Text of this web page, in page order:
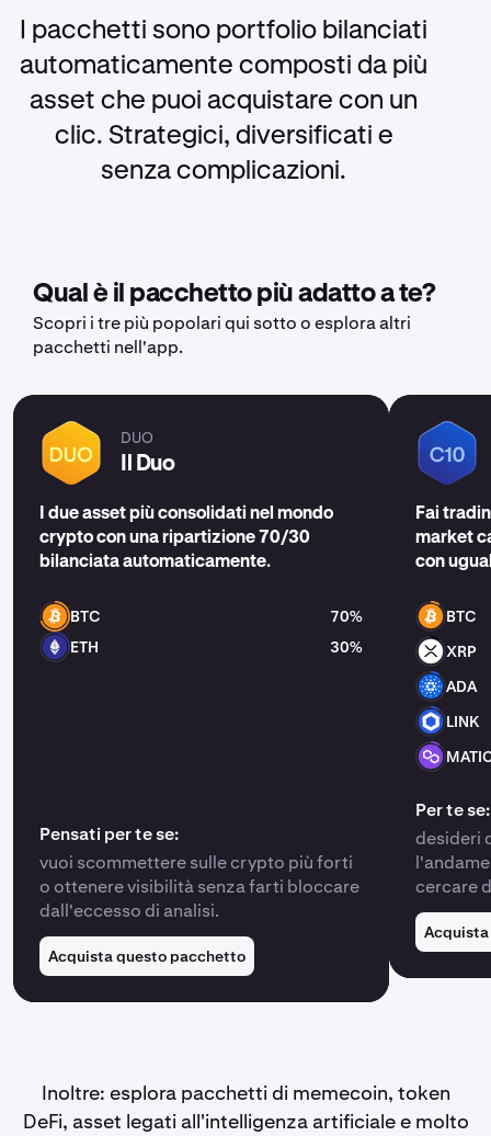
I pacchetti sono portfolio bilanciati
automaticamente composti da più
asset che puoi acquistare con un
clic. Strategici, diversificati e
senza complicazioni.
Qual è il pacchetto più adatto a te?
Scopri i tre più popolari qui sotto o esplora altri
pacchetti nell'app.
DUO
Il Duo
I due asset più consolidati nel mondo
crypto con una ripartizione 70/30
bilanciata automaticamente.
BTC
70%
ETH
30%
Pensati per te se:
vuoi scommettere sulle crypto più forti
o ottenere visibilità senza farti bloccare
dall'eccesso di analisi.
Acquista questo pacchetto
Fai
market
con
BTC
XRP
ADA
LINK
Per te se:
desideri
cercare
Inoltre: esplora pacchetti di memecoin, token
DeFi, asset legati all'intelligenza artificiale e molto